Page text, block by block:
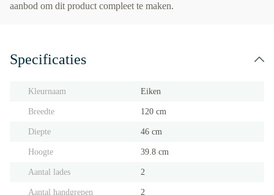
aanbod om dit product compleet te maken.
Specificaties
Kleurnaam Eiken
Breedte 120 cm
Diepte 46 cm
Hoogte 39.8 cm
Aantal lades 2
Aantal handgrepen 2